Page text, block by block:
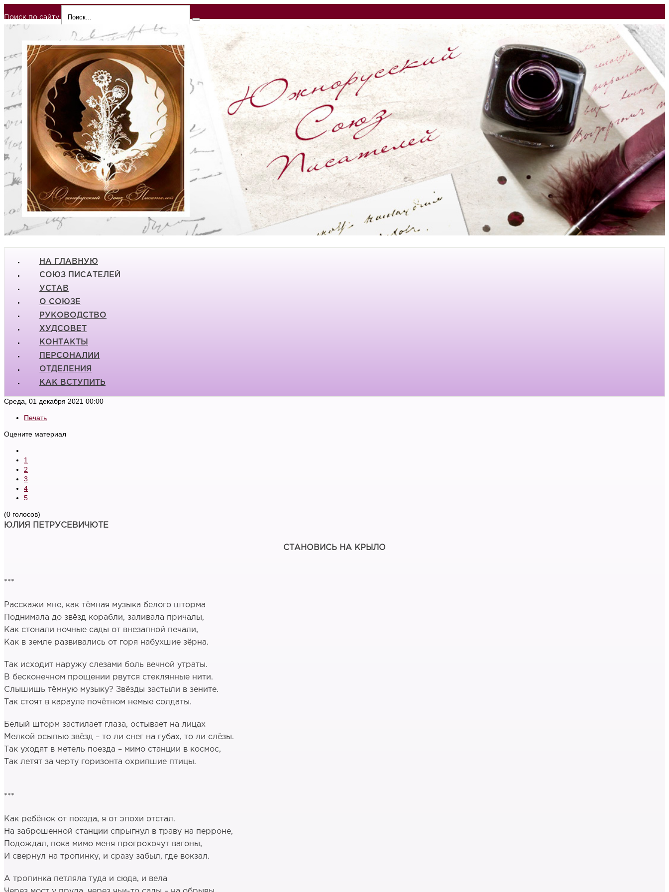
Поиск по сайту
НА ГЛАВНУЮ
СОЮЗ ПИСАТЕЛЕЙ
УСТАВ
О СОЮЗЕ
РУКОВОДСТВО
ХУДСОВЕТ
КОНТАКТЫ
ПЕРСОНАЛИИ
ОТДЕЛЕНИЯ
КАК ВСТУПИТЬ
Среда, 01 декабря 2021 00:00
Печать
Оцените материал
1
2
3
4
5
(0 голосов)
ЮЛИЯ ПЕТРУСЕВИЧЮТЕ
СТАНОВИСЬ НА КРЫЛО
***
Расскажи мне, как тёмная музыка белого шторма
Поднимала до звёзд корабли, заливала причалы,
Как стонали ночные сады от внезапной печали,
Как в земле развивались от горя набухшие зёрна.
Так исходит наружу слезами боль вечной утраты.
В бесконечном прощении рвутся стеклянные нити.
Слышишь тёмную музыку? Звёзды застыли в зените.
Так стоят в карауле почётном немые солдаты.
Белый шторм застилает глаза, остывает на лицах
Мелкой осыпью звёзд – то ли снег на губах, то ли слёзы.
Так уходят в метель поезда – мимо станции в космос,
Так летят за черту горизонта охрипшие птицы.
***
Как ребёнок от поезда, я от эпохи отстал.
На заброшенной станции спрыгнул в траву на перроне,
Подождал, пока мимо меня прогрохочут вагоны,
И свернул на тропинку, и сразу забыл, где вокзал.
А тропинка петляла туда и сюда, и вела